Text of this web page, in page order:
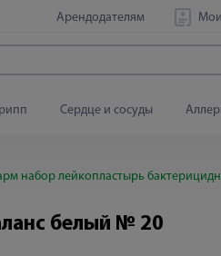
Арендодателям
Сердце и сосуды
набор лейкопластырь
белый № 20